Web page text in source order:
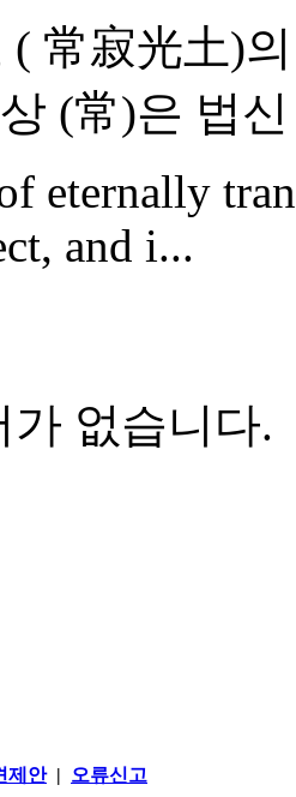
( 常寂光土)
(常)은 법
eternally
and i...
가 없습니다.
제안| 오류신고